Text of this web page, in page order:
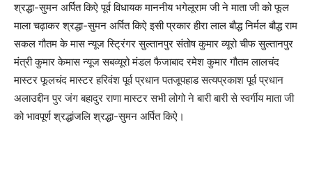
श्रद्धा-सुमन अर्पित किऐ पूर्व विधायक माननीय भगेलूराम जी ने माता जी को फूल
माला चढ़ाकर श्रद्धा-सुमन अर्पित किऐ इसी प्रकार हीरा लाल बौद्ध निर्मल बौद्ध राम
सकल गौतम के मास न्यूज स्ट्रिंगर सुल्तानपुर संतोष कुमार व्यूरो चीफ सुल्तानपुर
मंत्री कुमार केमास न्यूज सबव्यूरो मंडल फैजाबाद रमेश कुमार गौतम लालचंद
मास्टर फूलचंद मास्टर हरिवंश पूर्व प्रधान पतजूपहाड सत्यप्रकाश पूर्व प्रधान
अलाउद्दीन पुर जंग बहादुर राणा मास्टर सभी लोगो ने बारी बारी से स्वर्गीय माता जी
को भावपूर्ण श्रद्धांजलि श्रद्धा-सुमन अर्पित किऐ।